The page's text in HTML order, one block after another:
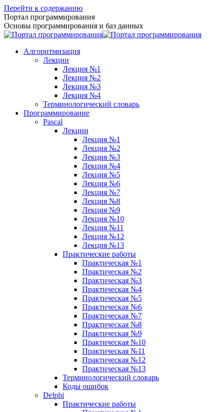
Перейти к содержанию
Портал программирования
Основы программирования и баз данных
Алгоритмизация
Лекции
Лекция №1
Лекция №2
Лекция №3
Лекция №4
Терминологический словарь
Программирование
Pascal
Лекции
Лекция №1
Лекция №2
Лекция №3
Лекция №4
Лекция №5
Лекция №6
Лекция №7
Лекция №8
Лекция №9
Лекция №10
Лекция №11
Лекция №12
Лекция №13
Практические работы
Практическая №1
Практическая №2
Практическая №3
Практическая №4
Практическая №5
Практическая №6
Практическая №7
Практическая №8
Практическая №9
Практическая №10
Практическая №11
Практическая №12
Практическая №13
Терминологический словарь
Коды ошибок
Delphi
Практические работы